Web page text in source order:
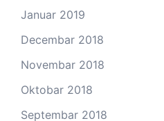
Januar 2019
Decembar 2018
Novembar 2018
Oktobar 2018
Septembar 2018